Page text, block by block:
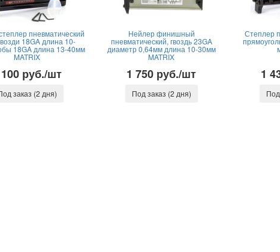
пневматический
18GA длина 10-
18GA длина 13-40мм
MATRIX
руб./шт
заказ (2 дня)
Нейлер финишный
пневматический, гвоздь 23GA
диаметр 0,64мм длина 10-30мм
MATRIX
1 750 руб./шт
Под заказ (2 дня)
Степлер
1